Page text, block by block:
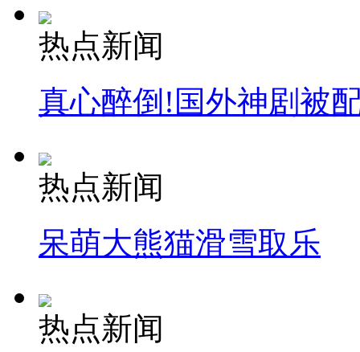
热点新闻
真心醉倒!国外神剧被
热点新闻
呆萌大熊猫滑雪取乐
热点新闻